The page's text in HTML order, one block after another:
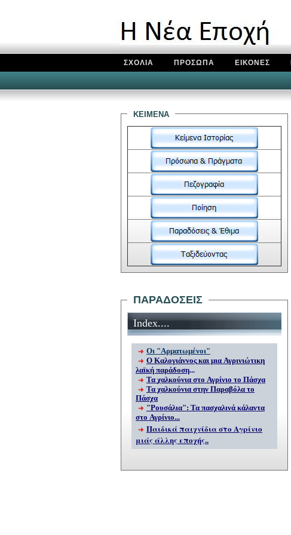
ΣΧΟΛΙΑ ΠΡΟΣΩΠΑ ΕΙΚΟΝΕΣ
κειμενα
ΠΑΡΑΔΟΣΕΙΣ
Index....
Οι "Αρματωμένοι"
Ο Καλογιάννος και μια Αγρινιώτικη
λαϊκή παράδοση...
Τα χαλκούνια στο Αγρίνιο το Πάσχα
Τα χαλκούνια στην Παραβόλα το
Πάσχα
"Ρουσάλια": Τα πασχαλινά κάλαντα
στο Αγρίνιο...
Παιδικά παιχνίδια στο Αγρίνιο
μιάς άλλης εποχής..